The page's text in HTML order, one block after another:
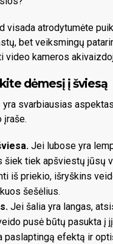
visada atrodytumėte
bet veiksmingų
video kameros
dėmesį į šviesą
svarbiausias
įraše.
Jei lubose yra
šiek tiek apšviestų jūsų
iš priekio, išryškins
šešėlius.
Jei šalia yra langas,
pusė būtų pasukta į
paslaptingą efektą ir